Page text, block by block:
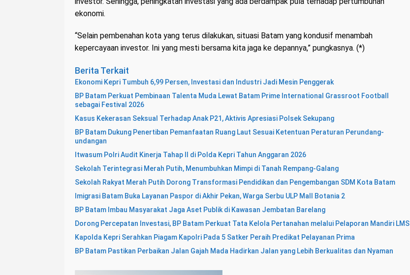
ekonomi.
“Selain pembenahan kota yang terus dilakukan, situasi Batam yang kondusif menambah
kepercayaan investor. Ini yang mesti bersama kita jaga ke depannya,” pungkasnya. (*)
Berita Terkait
Ekonomi Kepri Tumbuh 6,99 Persen, Investasi dan Industri Jadi Mesin Penggerak
BP Batam Perkuat Pembinaan Talenta Muda Lewat Batam Prime International Grassroot Football
sebagai Festival 2026
Kasus Kekerasan Seksual Terhadap Anak P21, Aktivis Apresiasi Polsek Sekupang
BP Batam Dukung Penertiban Pemanfaatan Ruang Laut Sesuai Ketentuan Peraturan Perundang-
undangan
Itwasum Polri Audit Kinerja Tahap II di Polda Kepri Tahun Anggaran 2026
Sekolah Terintegrasi Merah Putih, Menumbuhkan Mimpi di Tanah Rempang-Galang
Sekolah Rakyat Merah Putih Dorong Transformasi Pendidikan dan Pengembangan SDM Kota Batam
Imigrasi Batam Buka Layanan Paspor di Akhir Pekan, Warga Serbu ULP Mall Botania 2
BP Batam Imbau Masyarakat Jaga Aset Publik di Kawasan Jembatan Barelang
Dorong Percepatan Investasi, BP Batam Perkuat Tata Kelola Pertanahan melalui Pelaporan Mandiri LMS
Kapolda Kepri Serahkan Piagam Kapolri Pada 5 Satker Peraih Predikat Pelayanan Prima
BP Batam Pastikan Perbaikan Jalan Gajah Mada Hadirkan Jalan yang Lebih Berkualitas dan Nyaman